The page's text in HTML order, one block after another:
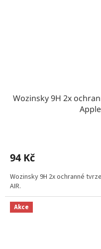
Wozinsky 9H 2x
94 Kč
Wozinsky 9H 2x ochranné
AIR.
Akce